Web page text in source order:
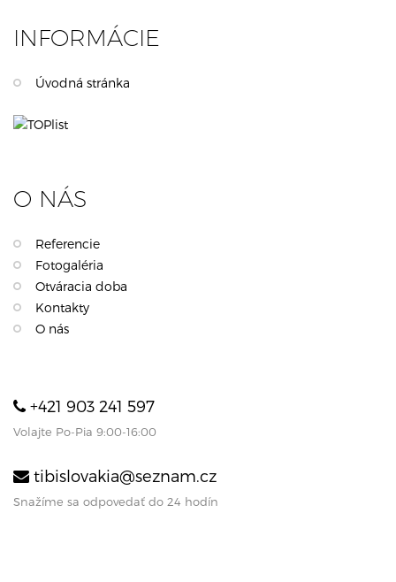
INFORMÁCIE
Úvodná stránka
O NÁS
Referencie
Fotogaléria
Otváracia doba
Kontakty
O nás
+421 903 241 597
Volajte Po-Pia 9:00-16:00
tibislovakia@seznam.cz
Snažíme sa odpovedať do 24 hodín